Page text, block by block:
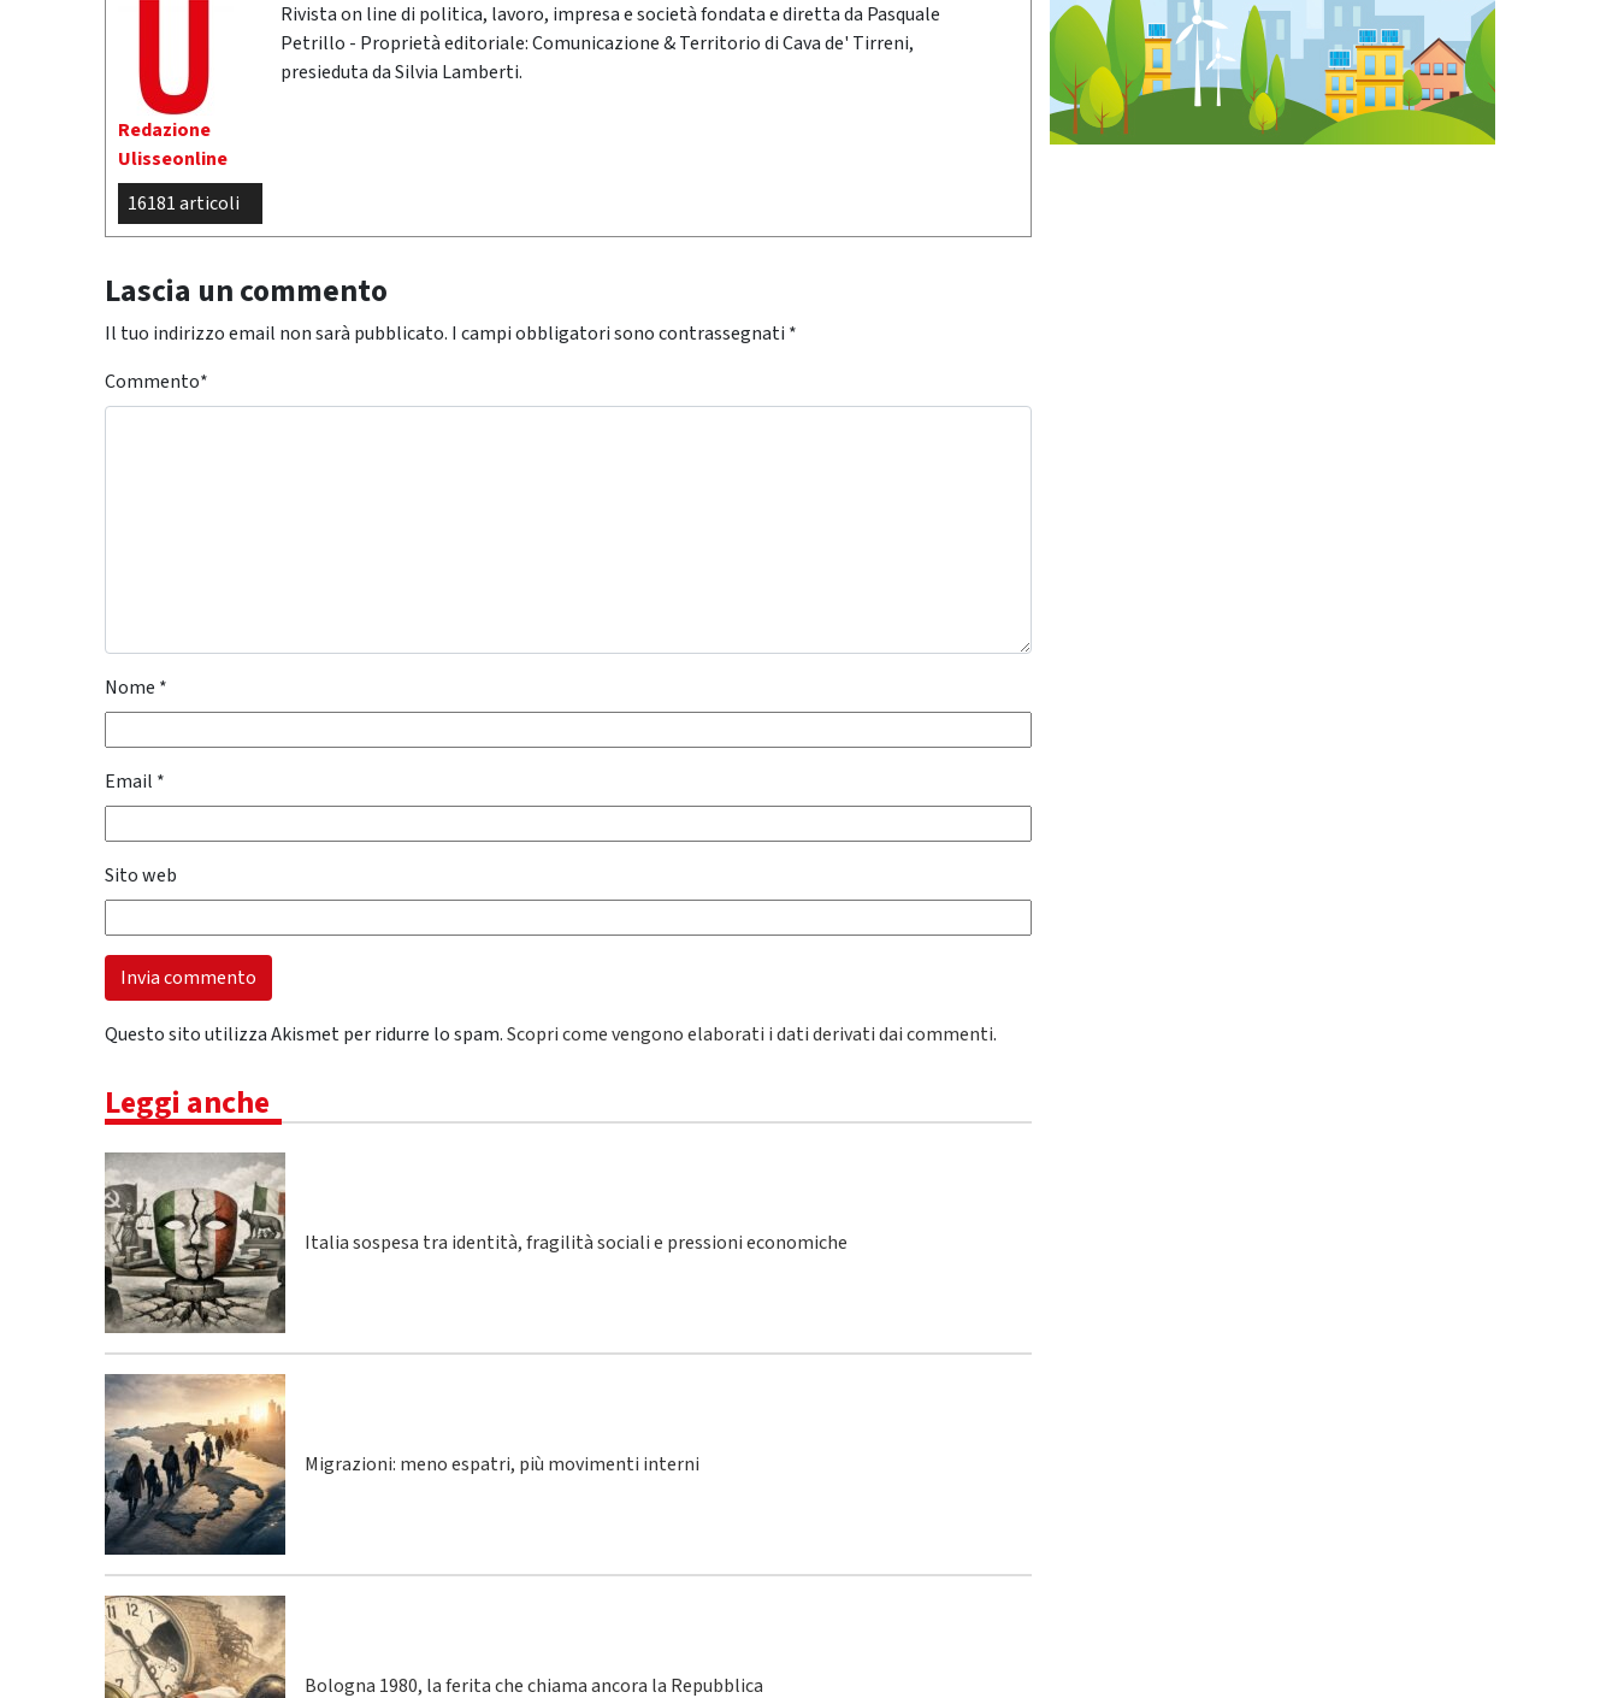
Redazione
Ulisseonline
16181 articoli
Rivista on line di politica, lavoro, impresa e società fondata e diretta da Pasquale
Petrillo - Proprietà editoriale: Comunicazione & Territorio di Cava de' Tirreni,
presieduta da Silvia Lamberti.
Lascia un commento
Il tuo indirizzo email non sarà pubblicato. I campi obbligatori sono contrassegnati *
Commento*
Nome *
Email *
Sito web
Questo sito utilizza Akismet per ridurre lo spam.Scopri come vengono elaborati i dati derivati dai commenti.
Leggi anche
Italia sospesa tra identità, fragilità sociali e pressioni economiche
Migrazioni: meno espatri, più movimenti interni
Bologna 1980, la ferita che chiama ancora la Repubblica